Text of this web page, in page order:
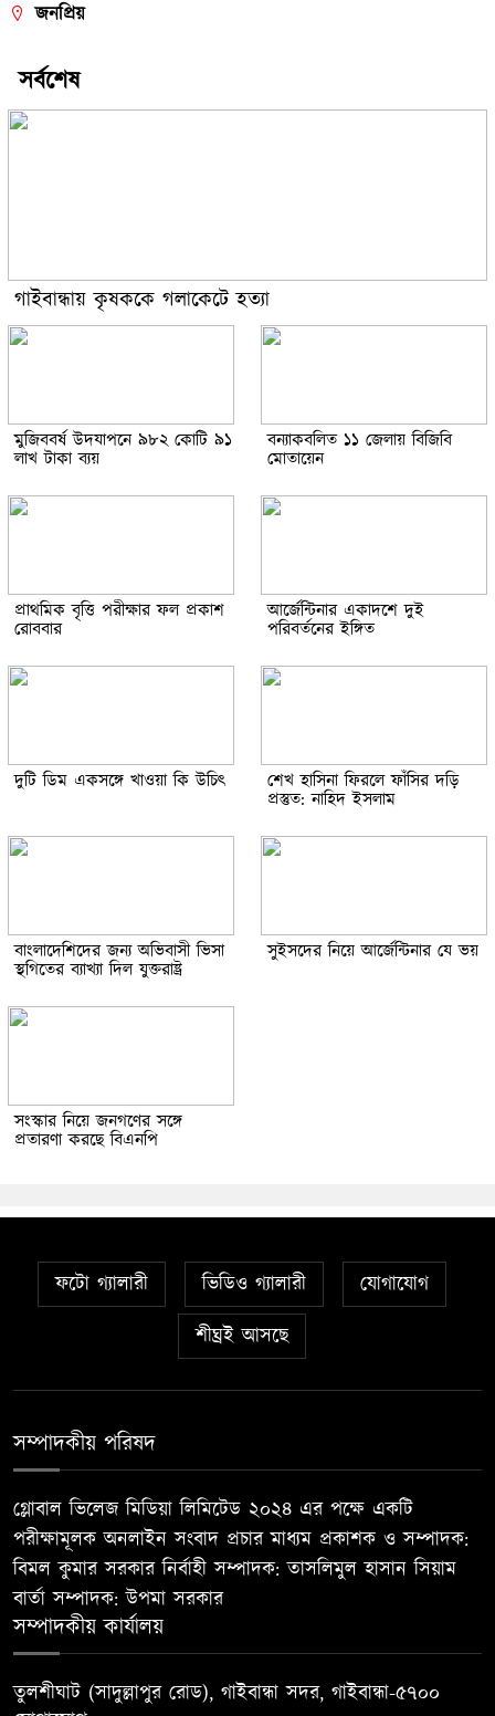
জনপ্রিয়
সর্বশেষ
গাইবান্ধায় কৃষককে গলাকেটে হত্যা
মুজিববর্ষ উদযাপনে ৯৮২ কোটি ৯১
লাখ টাকা ব্যয়
বন্যাকবলিত ১১ জেলায় বিজিবি
মোতায়েন
প্রাথমিক বৃত্তি পরীক্ষার ফল প্রকাশ
রোববার
আর্জেন্টিনার একাদশে দুই
পরিবর্তনের ইঙ্গিত
দুটি ডিম একসঙ্গে খাওয়া কি উচিৎ শেখ হাসিনা ফিরলে ফাঁসির দড়ি
প্রস্তুত: নাহিদ ইসলাম
বাংলাদেশিদের জন্য অভিবাসী ভিসা
স্থগিতের ব্যাখ্যা দিল যুক্তরাষ্ট্র
সুইসদের নিয়ে আর্জেন্টিনার যে ভয়
সংস্কার নিয়ে জনগণের সঙ্গে
প্রতারণা করছে বিএনপি
ফটো গ্যালারী ভিডিও গ্যালারী
যোগাযোগ
শীঘ্রই আসছে
সম্পাদকীয় পরিষদ
গ্লোবাল ভিলেজ মিডিয়া লিমিটেড ২০২৪ এর পক্ষে একটি
পরীক্ষামূলক অনলাইন সংবাদ প্রচার মাধ্যম প্রকাশক ও সম্পাদক:
বিমল কুমার সরকার নির্বাহী সম্পাদক: তাসলিমুল হাসান সিয়াম
বার্তা সম্পাদক: উপমা সরকার
সম্পাদকীয় কার্যালয়
তুলশীঘাট (সাদুল্লাপুর রোড), গাইবান্ধা সদর, গাইবান্ধা-৫৭০০